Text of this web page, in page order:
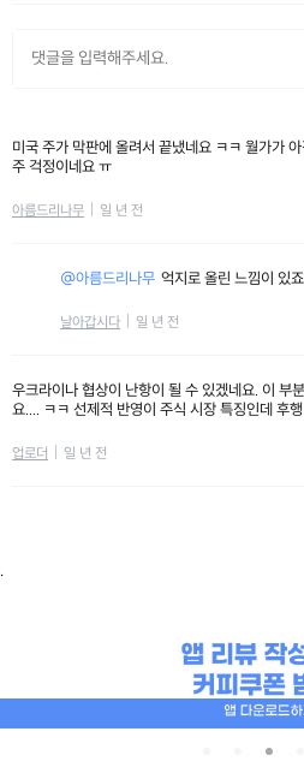
미국 주가 막판에 올려서 끝냈네요 ㅋㅋ 월가가
주 걱정이네요 ㅠ
아름드리나무 일 년 전
@아름드리나무 억지로 올린 느낌이 있
날아갑시다 일 년 전
우크라이나 협상이 난항이 될 수 있겠네요. 이 부
요.... ㅋㅋ 선제적 반영이 주식 시장 특징인데 후
업로더 일 년 전
.